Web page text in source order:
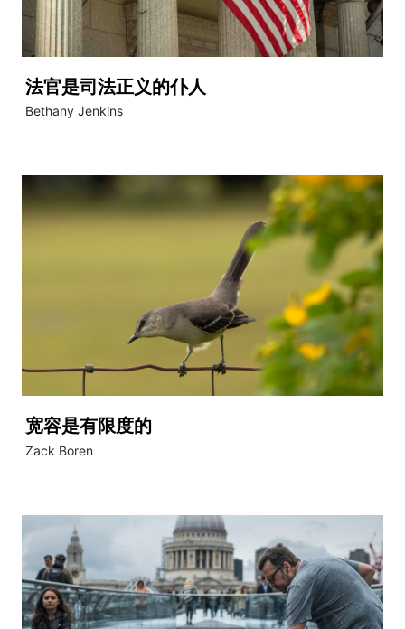
法官是司法正义的仆人
Bethany Jenkins
宽容是有限度的
Zack Boren